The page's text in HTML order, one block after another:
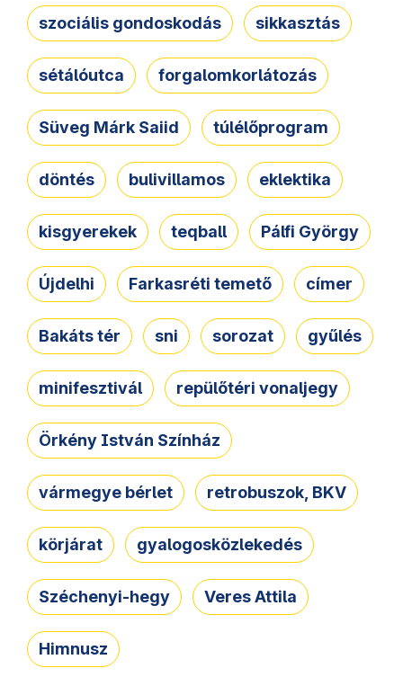
szociális gondoskodás sikkasztás
sétálóutca forgalomkorlátozás
Süveg Márk Saiid túlélőprogram
döntés bulivillamos eklektika
kisgyerekek teqball Pálfi György
Újdelhi Farkasréti temető címer
Bakáts tér sni sorozat gyűlés
minifesztivál repülőtéri vonaljegy
Örkény István Színház
vármegye bérlet retrobuszok, BKV
körjárat gyalogosközlekedés
Széchenyi-hegy Veres Attila
Himnusz